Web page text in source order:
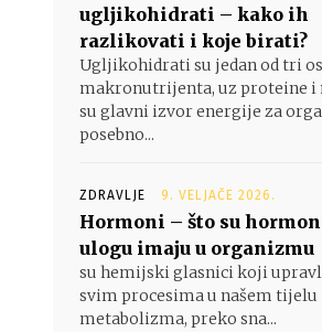
ugljikohidrati – kako ih
razlikovati i koje birati?
Ugljikohidrati su jedan od tri
makronutrijenta, uz proteine i
su glavni izvor energije za
posebno...
ZDRAVLJE 9. VELJAČE 2026.
Hormoni – što su
ulogu imaju u organizmu
su hemijski glasnici koji
svim procesima u našem tijelu
metabolizma, preko sna...